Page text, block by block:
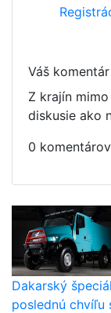
Váš komentár
Z krajín
diskusie ako
0 komentárov
Dakarský
poslednú chvíľu